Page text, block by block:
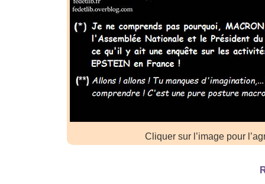
Cliquer sur l’image pour